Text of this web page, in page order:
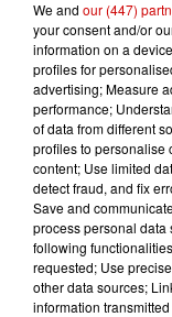
We and our (447)
your consent and/or
information on a
profiles for
advertising; Measure
performance;
of data from different
profiles to personalise
content; Use limited
detect fraud, and fix
Save and
process personal data
following
requested; Use
other data sources;
information